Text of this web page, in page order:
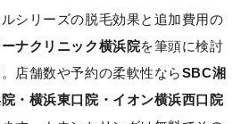
シリーズの脱毛効果と追加費用の
ナクリニック横浜院を筆頭に検討
店舗数や予約の柔軟性ならSBC湘
・横浜東口院・イオン横浜西口院